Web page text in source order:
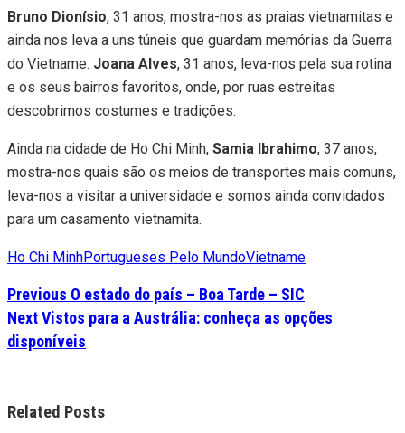
Bruno Dionísio, 31 anos, mostra-nos as praias vietnamitas e
ainda nos leva a uns túneis que guardam memórias da Guerra
do Vietname. Joana Alves, 31 anos, leva-nos pela sua rotina
e os seus bairros favoritos, onde, por ruas estreitas
descobrimos costumes e tradições.
Ainda na cidade de Ho Chi Minh, Samia Ibrahimo, 37 anos,
mostra-nos quais são os meios de transportes mais comuns,
leva-nos a visitar a universidade e somos ainda convidados
para um casamento vietnamita.
Ho Chi MinhPortugueses Pelo MundoVietname
Previous O estado do país – Boa Tarde – SIC
NextVistos para a Austrália: conheça as opções
disponíveis
Related Posts